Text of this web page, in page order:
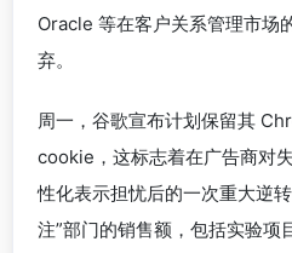
Oracle 等在客户关系管理市场
弃。
周一，谷歌宣布计划保留其
cookie，这标志着在广告商对
性化表示担忧后的一次重大逆
注”部门的销售额，包括实验项